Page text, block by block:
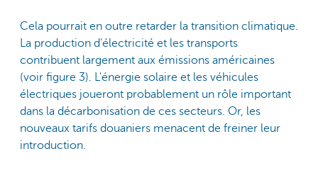
Cela pourrait en outre retarder la transition climatique.
La production d'électricité et les transports
contribuent largement aux émissions américaines
(voir figure 3). L'énergie solaire et les véhicules
électriques joueront probablement un rôle important
dans la décarbonisation de ces secteurs. Or, les
nouveaux tarifs douaniers menacent de freiner leur
introduction.